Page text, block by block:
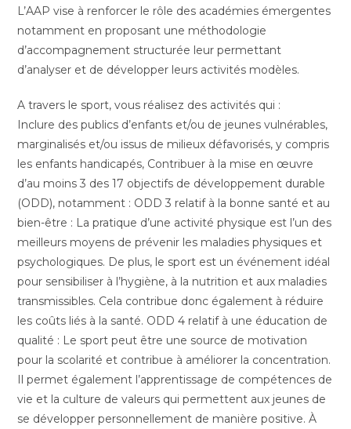
L’AAP vise à renforcer le rôle des académies émergentes
notamment en proposant une méthodologie
d’accompagnement structurée leur permettant
d’analyser et de développer leurs activités modèles.
A travers le sport, vous réalisez des activités qui :
Inclure des publics d’enfants et/ou de jeunes vulnérables,
marginalisés et/ou issus de milieux défavorisés, y compris
les enfants handicapés, Contribuer à la mise en œuvre
d’au moins 3 des 17 objectifs de développement durable
(ODD), notamment : ODD 3 relatif à la bonne santé et au
bien-être : La pratique d’une activité physique est l’un des
meilleurs moyens de prévenir les maladies physiques et
psychologiques. De plus, le sport est un événement idéal
pour sensibiliser à l’hygiène, à la nutrition et aux maladies
transmissibles. Cela contribue donc également à réduire
les coûts liés à la santé. ODD 4 relatif à une éducation de
qualité : Le sport peut être une source de motivation
pour la scolarité et contribue à améliorer la concentration.
Il permet également l’apprentissage de compétences de
vie et la culture de valeurs qui permettent aux jeunes de
se développer personnellement de manière positive. À